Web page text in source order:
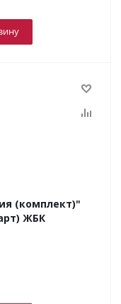
(комплект)"
ЖБК